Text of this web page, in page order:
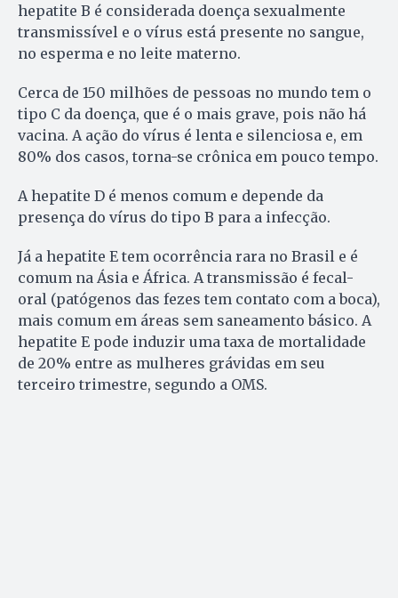
hepatite B é considerada doença sexualmente
transmissível e o vírus está presente no sangue,
no esperma e no leite materno.
Cerca de 150 milhões de pessoas no mundo tem o
tipo C da doença, que é o mais grave, pois não há
vacina. A ação do vírus é lenta e silenciosa e, em
80% dos casos, torna-se crônica em pouco tempo.
A hepatite D é menos comum e depende da
presença do vírus do tipo B para a infecção.
Já a hepatite E tem ocorrência rara no Brasil e é
comum na Ásia e África. A transmissão é fecal-
oral (patógenos das fezes tem contato com a boca),
mais comum em áreas sem saneamento básico. A
hepatite E pode induzir uma taxa de mortalidade
de 20% entre as mulheres grávidas em seu
terceiro trimestre, segundo a OMS.